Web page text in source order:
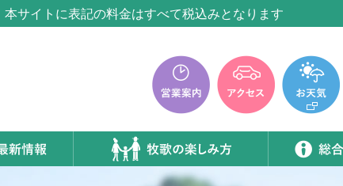
の里温泉『牧華』は12月中旬まで休館いたします。